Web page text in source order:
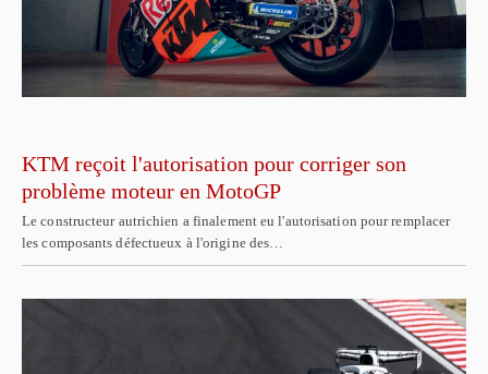
KTM reçoit l'autorisation pour corriger son
problème moteur en MotoGP
Le constructeur autrichien a finalement eu l'autorisation pour remplacer
les composants défectueux à l'origine des…